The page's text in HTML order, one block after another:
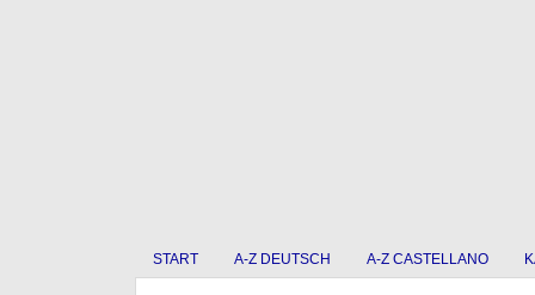
START A-Z DEUTSCH A-Z CASTELLANO